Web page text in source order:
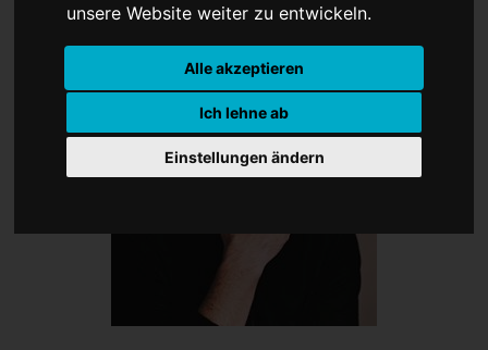
unsere Website weiter zu entwickeln.
Alle akzeptieren
Ich lehne ab
Einstellungen ändern